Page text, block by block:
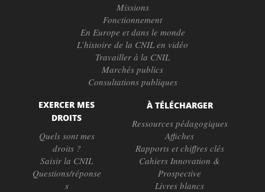
Missions
Fonctionnement
En Europe et dans le monde
L’histoire de la CNIL en vidéo
Travailler à la CNIL
Marchés publics
Consultations publiques
EXERCER MES
DROITS
Quels sont mes
droits ?
Saisir la CNIL
Questions/réponse
s
À TÉLÉCHARGER
Ressources pédagogiques
Affiches
Rapports et chiffres clés
Cahiers Innovation &
Prospective
Livres blancs